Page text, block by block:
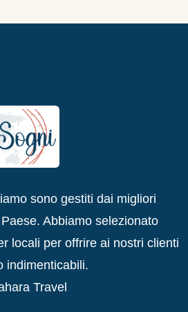
sono gestiti dai migliori
Abbiamo selezionato
locali per offrire ai nostri clienti
indimenticabili.
Travel